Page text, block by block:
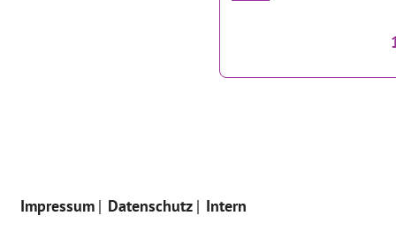
Impressum Datenschutz Intern